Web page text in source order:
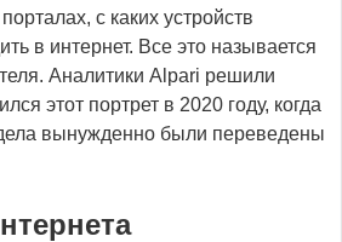
с каких устройств
в интернет. Все это называется
Аналитики Alpari решили
этот портрет в 2020 году, когда
вынужденно были переведены